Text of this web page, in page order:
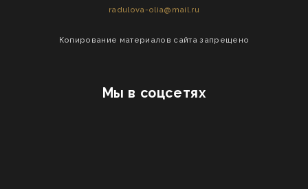
Мы в соцсетях
radulova-olia@mail.ru
Копирование материалов сайта запрещено